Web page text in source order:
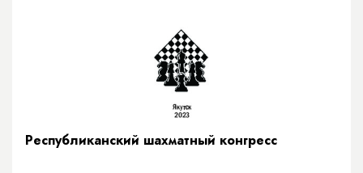
Республиканский шахматный конгресс